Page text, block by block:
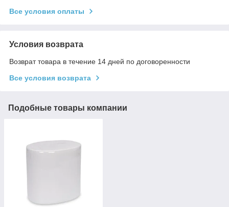
Все условия оплаты
Условия возврата
Возврат товара в течение 14 дней по договоренности
Все условия возврата
Подобные товары компании